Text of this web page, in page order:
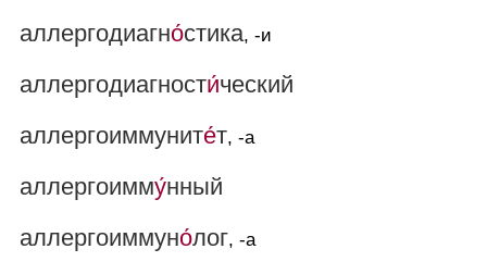
аллергодиагно́стика, -и
аллергодиагности́ческий
аллергоиммуните́т, -а
аллергоимму́нный
аллергоиммуно́лог, -а